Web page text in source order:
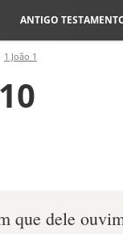
ANTIGO
1 João 1
que dele